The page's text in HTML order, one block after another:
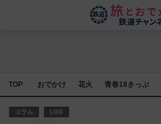
TOP おでかけ 花火 青春18きっぷ
コラム LOG